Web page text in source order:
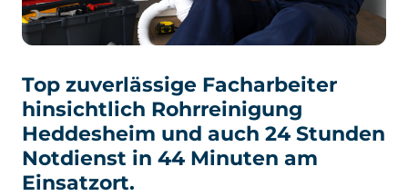
Top zuverlässige Facharbeiter
hinsichtlich Rohrreinigung
Heddesheim und auch 24 Stunden
Notdienst in 44 Minuten am
Einsatzort.